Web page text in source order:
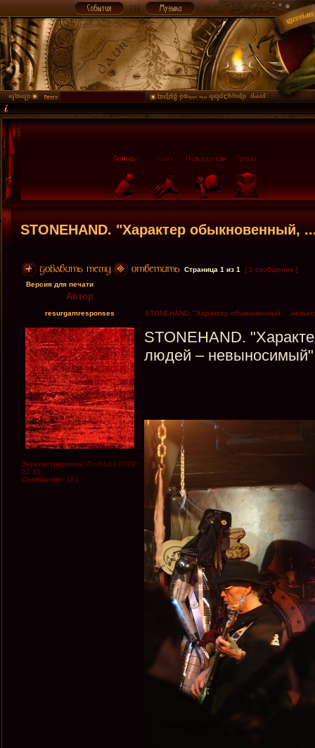
STONEHAND. "Характер обыкновенный,
Страница 1 из 1
[ 1 сообщение ]
Версия для печати
Автор
resurgamresponses STONEHAND. "Характер обыкновенный,
Зарегистрирован: Пт 04.12.2020,
22:35
Сообщения: 161
STONEHAND.
людей – невыносимый"